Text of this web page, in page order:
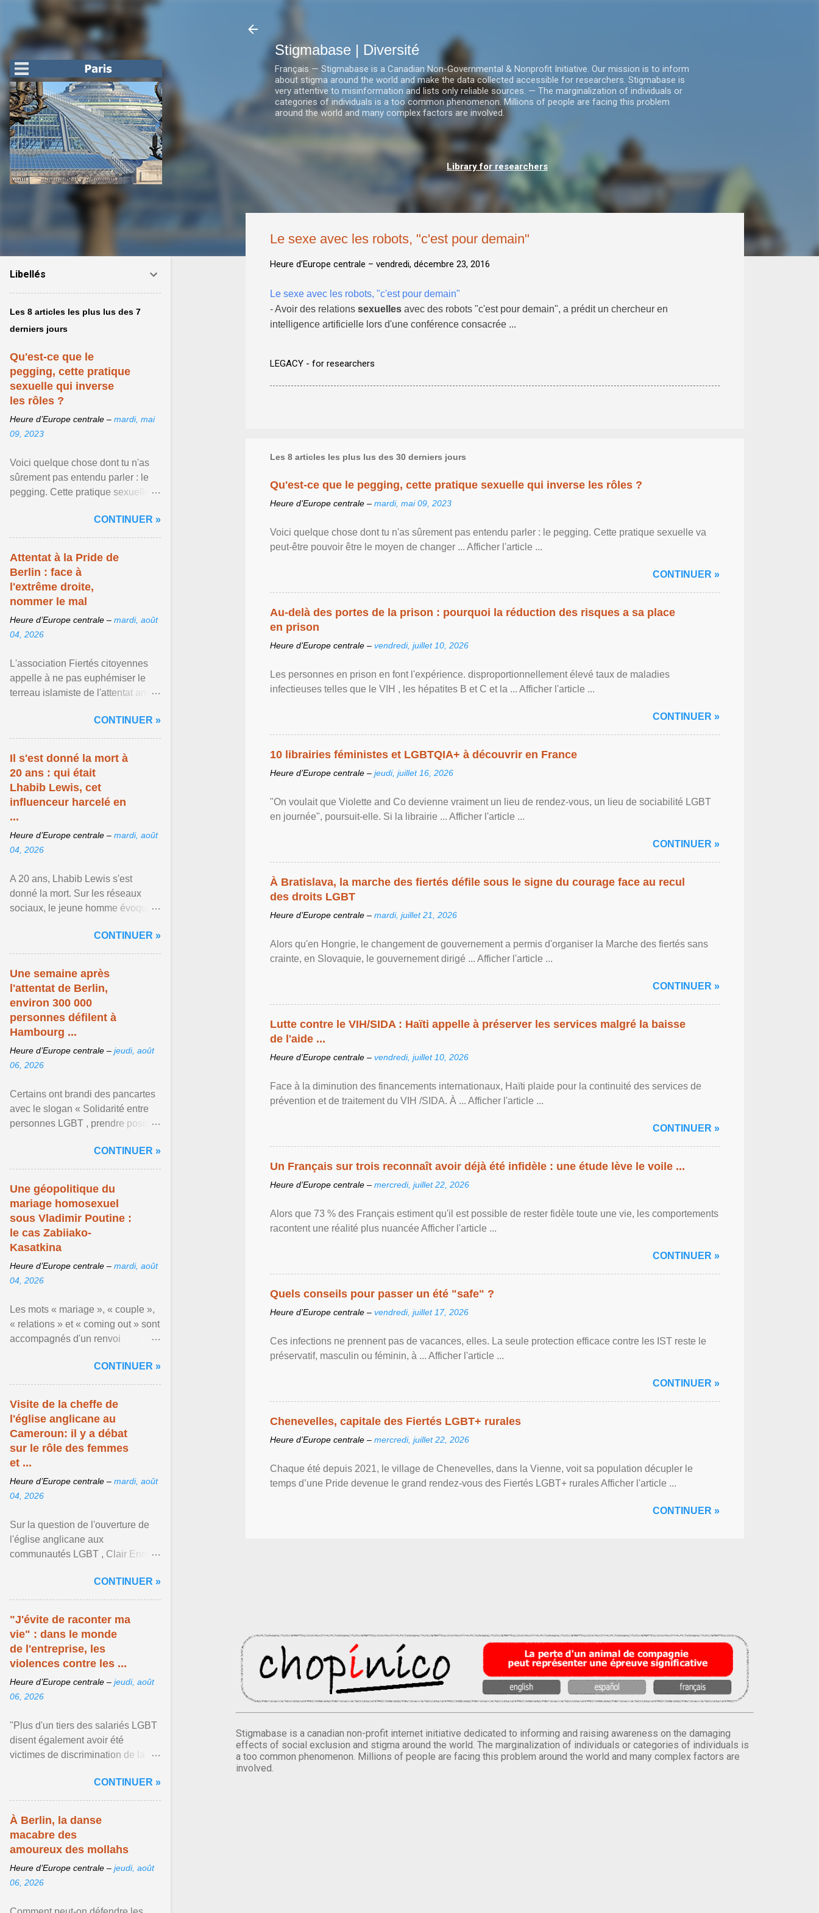
Stigmabase | Diversité
Français — Stigmabase is a Canadian Non-Governmental & Nonprofit Initiative. Our mission is to inform
about stigma around the world and make the data collected accessible for researchers. Stigmabase is
very attentive to misinformation and lists only reliable sources. — The marginalization of individuals or
categories of individuals is a too common phenomenon. Millions of people are facing this problem
around the world and many complex factors are involved.
Library for researchers
Le sexe avec les robots, "c'est pour demain"
Heure d’Europe centrale – vendredi, décembre 23, 2016
Le sexe avec les robots, "c'est pour demain"
- Avoir des relations sexuelles avec des robots "c'est pour demain", a prédit un chercheur en
intelligence artificielle lors d'une conférence consacrée ...
LEGACY - for researchers
Les 8 articles les plus lus des 30 derniers jours
Qu'est-ce que le pegging, cette pratique sexuelle qui inverse les rôles ?
Heure d’Europe centrale – mardi, mai 09, 2023
Voici quelque chose dont tu n'as sûrement pas entendu parler : le pegging. Cette pratique sexuelle va
peut-être pouvoir être le moyen de changer ... Afficher l'article ...
CONTINUER »
Au-delà des portes de la prison : pourquoi la réduction des risques a sa place
en prison
Heure d’Europe centrale – vendredi, juillet 10, 2026
Les personnes en prison en font l'expérience. disproportionnellement élevé taux de maladies
infectieuses telles que le VIH , les hépatites B et C et la ... Afficher l'article ...
CONTINUER »
10 librairies féministes et LGBTQIA+ à découvrir en France
Heure d’Europe centrale – jeudi, juillet 16, 2026
"On voulait que Violette and Co devienne vraiment un lieu de rendez-vous, un lieu de sociabilité LGBT
en journée", poursuit-elle. Si la librairie ... Afficher l'article ...
CONTINUER »
À Bratislava, la marche des fiertés défile sous le signe du courage face au recul
des droits LGBT
Heure d’Europe centrale – mardi, juillet 21, 2026
Alors qu'en Hongrie, le changement de gouvernement a permis d'organiser la Marche des fiertés sans
crainte, en Slovaquie, le gouvernement dirigé ... Afficher l'article ...
CONTINUER »
Lutte contre le VIH/SIDA : Haïti appelle à préserver les services malgré la baisse
de l'aide ...
Heure d’Europe centrale – vendredi, juillet 10, 2026
Face à la diminution des financements internationaux, Haïti plaide pour la continuité des services de
prévention et de traitement du VIH /SIDA. À ... Afficher l'article ...
CONTINUER »
Un Français sur trois reconnaît avoir déjà été infidèle : une étude lève le voile ...
Heure d’Europe centrale – mercredi, juillet 22, 2026
Alors que 73 % des Français estiment qu'il est possible de rester fidèle toute une vie, les comportements
racontent une réalité plus nuancée Afficher l'article ...
CONTINUER »
Quels conseils pour passer un été "safe" ?
Heure d’Europe centrale – vendredi, juillet 17, 2026
Ces infections ne prennent pas de vacances, elles. La seule protection efficace contre les IST reste le
préservatif, masculin ou féminin, à ... Afficher l'article ...
CONTINUER »
Chenevelles, capitale des Fiertés LGBT+ rurales
Heure d’Europe centrale – mercredi, juillet 22, 2026
Chaque été depuis 2021, le village de Chenevelles, dans la Vienne, voit sa population décupler le
temps d’une Pride devenue le grand rendez-vous des Fiertés LGBT+ rurales Afficher l'article ...
CONTINUER »
Stigmabase is a canadian non-profit internet initiative dedicated to informing and raising awareness on the damaging
effects of social exclusion and stigma around the world. The marginalization of individuals or categories of individuals is
a too common phenomenon. Millions of people are facing this problem around the world and many complex factors are
involved.
Libellés
Les 8 articles les plus lus des 7
derniers jours
Qu'est-ce que le
pegging, cette pratique
sexuelle qui inverse
les rôles ?
Heure d’Europe centrale – mardi, mai
09, 2023
Voici quelque chose dont tu n'as
sûrement pas entendu parler : le
pegging. Cette pratique sexuelle
de changer ... Afficher l'article ...
CONTINUER »
Attentat à la Pride de
Berlin : face à
l'extrême droite,
nommer le mal
Heure d’Europe centrale – mardi, août
04, 2026
L'association Fiertés citoyennes
appelle à ne pas euphémiser le
terreau islamiste de l'attentat anti-
de Berlin ... Afficher l'article ...
CONTINUER »
Il s'est donné la mort à
20 ans : qui était
Lhabib Lewis, cet
influenceur harcelé en
...
Heure d’Europe centrale – mardi, août
04, 2026
A 20 ans, Lhabib Lewis s'est
donné la mort. Sur les réseaux
sociaux, le jeune homme évoquait
santé mentale, sa sexualité et
Afficher l'article ...
CONTINUER »
Une semaine après
l'attentat de Berlin,
environ 300 000
personnes défilent à
Hambourg ...
Heure d’Europe centrale – jeudi, août
06, 2026
Certains ont brandi des pancartes
avec le slogan « Solidarité entre
personnes LGBT , prendre position
raison de l ... Afficher l'article ...
CONTINUER »
Une géopolitique du
mariage homosexuel
sous Vladimir Poutine :
le cas Zabiiako-
Kasatkina
Heure d’Europe centrale – mardi, août
04, 2026
Les mots « mariage », « couple »,
« relations » et « coming out » sont
accompagnés d'un renvoi
mouvement LGBT ... Afficher
l'article ...
CONTINUER »
Visite de la cheffe de
l'église anglicane au
Cameroun: il y a débat
sur le rôle des femmes
et ...
Heure d’Europe centrale – mardi, août
04, 2026
Sur la question de l'ouverture de
l'église anglicane aux
communautés LGBT , Clair Enrick
une position tranchée. Afficher
l'article ...
CONTINUER »
"J'évite de raconter ma
vie" : dans le monde
de l'entreprise, les
violences contre les ...
Heure d’Europe centrale – jeudi, août
06, 2026
"Plus d'un tiers des salariés LGBT
disent également avoir été
victimes de discrimination de la
Guillaume Savoie qui ... Afficher
l'article ...
CONTINUER »
À Berlin, la danse
macabre des
amoureux des mollahs
Heure d’Europe centrale – jeudi, août
06, 2026